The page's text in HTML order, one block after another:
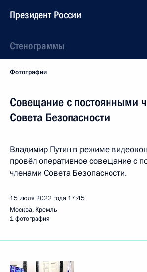
Президент России
Стенограммы
Фотографии
Совещание с постоянными
Совета Безопасности
Владимир Путин в режиме
провёл оперативное совещание с
членами Совета Безопасности.
15 июля 2022 года 17:45
Москва, Кремль
1 фотография